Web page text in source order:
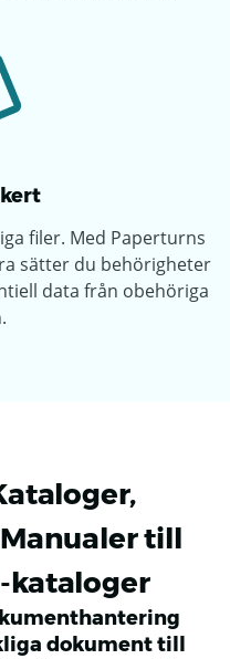
filer. Med Paperturns
sätter du behörigheter
data från obehöriga
till
kataloger
dokument till